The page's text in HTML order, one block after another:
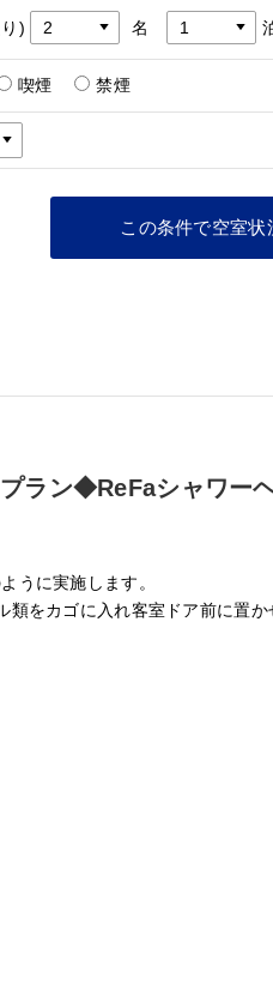
) 名
喫煙 禁煙
ラン◆ReFaシャワー
うに実施します。
類をカゴに入れ客室ドア前に置か